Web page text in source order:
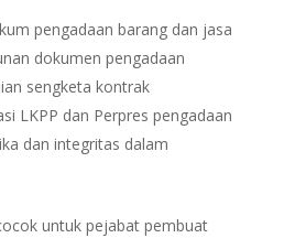
pengadaan barang dan jasa
dokumen pengadaan
sengketa kontrak
LKPP dan Perpres pengadaan
dan integritas dalam
untuk pejabat pembuat